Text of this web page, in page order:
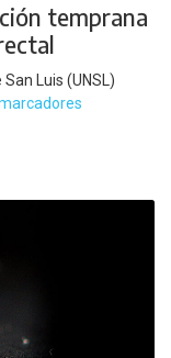
temprana
Luis (UNSL)